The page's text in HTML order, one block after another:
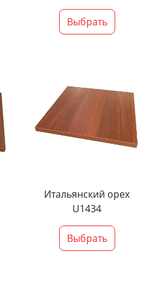
Выбрать
Итальянский орех
U1434
Выбрать